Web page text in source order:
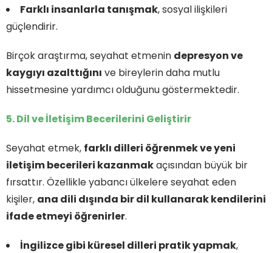
Farklı insanlarla tanışmak, sosyal ilişkileri
güçlendirir.
Birçok araştırma, seyahat etmenin depresyon ve
kaygıyı azalttığını ve bireylerin daha mutlu
hissetmesine yardımcı olduğunu göstermektedir.
5. Dil ve İletişim Becerilerini Geliştirir
Seyahat etmek, farklı dilleri öğrenmek ve yeni
iletişim becerileri kazanmakaçısından büyük bir
fırsattır. Özellikle yabancı ülkelere seyahat eden
kişiler, ana dili dışında bir dil kullanarak kendilerini
ifade etmeyi öğrenirler.
İngilizce gibi küresel dilleri pratik yapmak,